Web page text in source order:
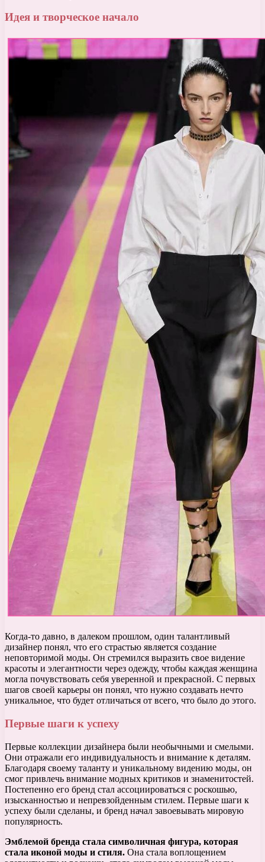
Идея и творческое начало
Когда-то давно, в далеком прошлом, один талантливый
дизайнер понял, что его страстью является создание
неповторимой моды. Он стремился выразить свое видение
красоты и элегантности через одежду, чтобы каждая женщина
могла почувствовать себя уверенной и прекрасной. С первых
шагов своей карьеры он понял, что нужно создавать нечто
уникальное, что будет отличаться от всего, что было до этого.
Первые шаги к успеху
Первые коллекции дизайнера были необычными и смелыми.
Они отражали его индивидуальность и внимание к деталям.
Благодаря своему таланту и уникальному видению моды, он
смог привлечь внимание модных критиков и знаменитостей.
Постепенно его бренд стал ассоциироваться с роскошью,
изысканностью и непревзойденным стилем. Первые шаги к
успеху были сделаны, и бренд начал завоевывать мировую
популярность.
Эмблемой бренда стала символичная фигура, которая
стала иконой моды и стиля. Она стала воплощением